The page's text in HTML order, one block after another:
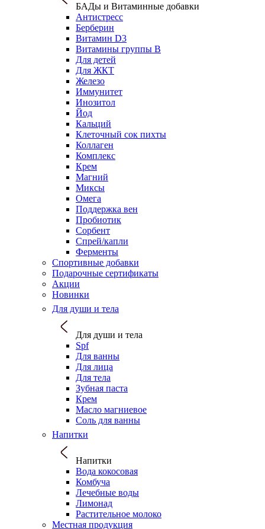
БАДы и Витаминные добавки
Антистресс
Берберин
Витамин D3
Витамины группы B
Для детей
Для ЖКТ
Железо
Иммунитет
Инозитол
Йод
Кальций
Клеточный сок пихты
Коллаген
Комплекс
Крем
Магний
Миксы
Омега
Поддержка вен
Пробиотик
Сорбент
Спрей/капли
Ферменты
Спортивные добавки
Подарочные сертификаты
Акции
Новинки
Для души и тела
Для души и тела
Spf
Для ванны
Для лица
Для тела
Зубная паста
Крем
Масло магниевое
Соль для ванны
Напитки
Напитки
Вода кокосовая
Комбуча
Лечебные воды
Лимонад
Растительное молоко
Местная продукция